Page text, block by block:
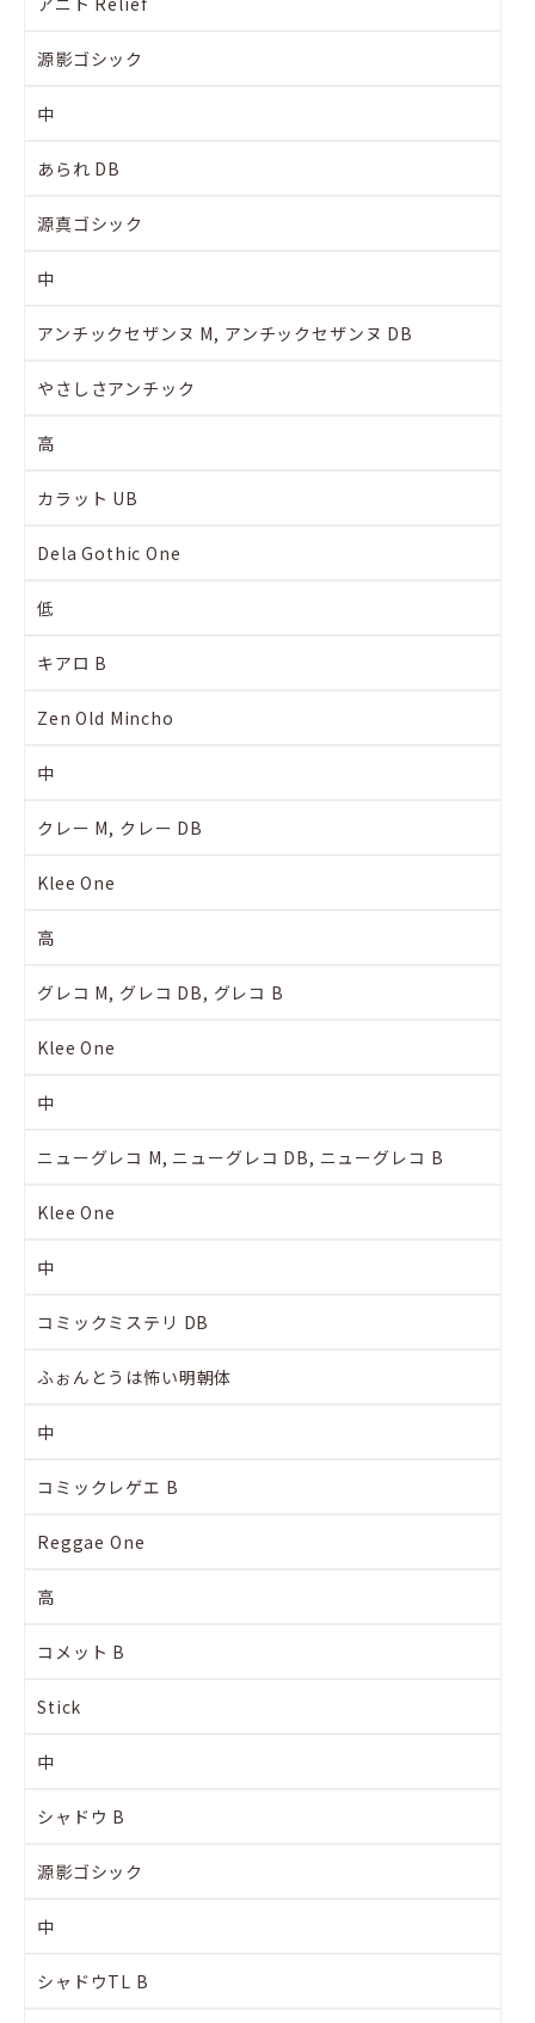
源影ゴシック
中
あられ DB
源真ゴシック
中
アンチックセザンヌ M, アンチックセザンヌ DB
やさしさアンチック
高
カラット UB
Dela Gothic One
低
キアロ B
Zen Old Mincho
中
クレー M, クレー DB
Klee One
高
グレコ M, グレコ DB, グレコ B
Klee One
中
ニューグレコ M, ニューグレコ DB, ニューグレコ B
Klee One
中
コミックミステリ DB
ふぉんとうは怖い明朝体
中
コミックレゲエ B
Reggae One
高
コメット B
Stick
中
シャドウ B
源影ゴシック
中
シャドウTL B